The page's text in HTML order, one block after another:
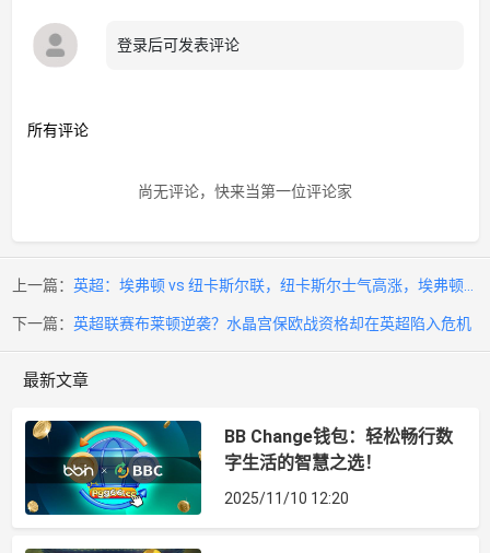
登录后可发表评论
所有评论
尚无评论，快来当第一位评论家
上一篇： 英超：埃弗顿 vs 纽卡斯尔联，纽卡斯尔士气高涨，埃弗顿还
下一篇： 英超联赛布莱顿逆袭？水晶宫保欧战资格却在英超陷入危机
最新文章
BB Change钱包：轻松畅行数
字生活的智慧之选！
2025/11/10 12:20